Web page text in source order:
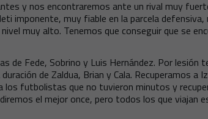
y nos encontraremos ante un rival muy
imponente, muy fiable en la parcela defensiva,
muy alto. Tenemos que conseguir que se
de Fede, Sobrino y Luis Hernández. Por lesión
de Zaldua, Brian y Cala. Recuperamos a
los futbolistas que no tuvieron minutos y
el mejor once, pero todos los que viajan